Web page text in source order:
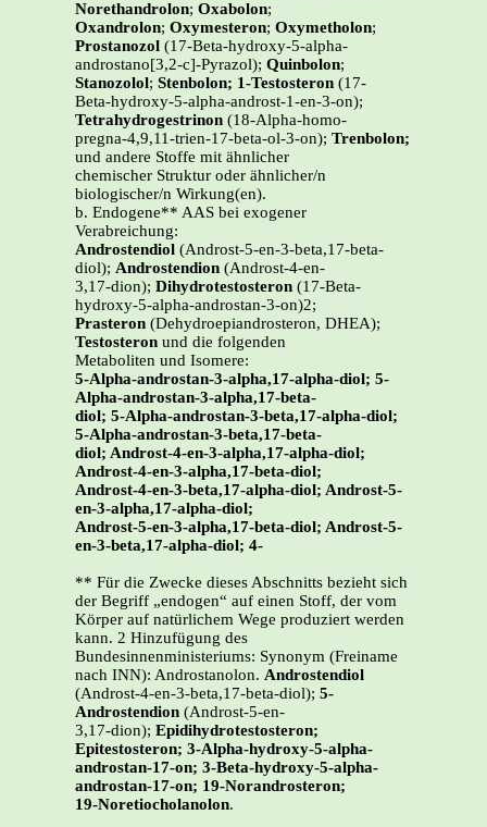
Norethandrolon; Oxabolon;
Oxandrolon; Oxymesteron; Oxymetholon;
Prostanozol (17-Beta-hydroxy-5-alpha-
androstano[3,2-c]-Pyrazol); Quinbolon;
Stanozolol; Stenbolon; 1-Testosteron (17-
Beta-hydroxy-5-alpha-androst-1-en-3-on);
Tetrahydrogestrinon (18-Alpha-homo-
pregna-4,9,11-trien-17-beta-ol-3-on); Trenbolon;
und andere Stoffe mit ähnlicher
chemischer Struktur oder ähnlicher/n
biologischer/n Wirkung(en).
b. Endogene** AAS bei exogener
Verabreichung:
Androstendiol (Androst-5-en-3-beta,17-beta-
diol); Androstendion (Androst-4-en-
3,17-dion); Dihydrotestosteron (17-Beta-
hydroxy-5-alpha-androstan-3-on)2;
Prasteron (Dehydroepiandrosteron, DHEA);
Testosteron und die folgenden
Metaboliten und Isomere:
5-Alpha-androstan-3-alpha,17-alpha-diol; 5-
Alpha-androstan-3-alpha,17-beta-
diol; 5-Alpha-androstan-3-beta,17-alpha-diol;
5-Alpha-androstan-3-beta,17-beta-
diol; Androst-4-en-3-alpha,17-alpha-diol;
Androst-4-en-3-alpha,17-beta-diol;
Androst-4-en-3-beta,17-alpha-diol; Androst-5-
en-3-alpha,17-alpha-diol;
Androst-5-en-3-alpha,17-beta-diol; Androst-5-
en-3-beta,17-alpha-diol; 4-
** Für die Zwecke dieses Abschnitts bezieht sich
der Begriff „endogen“ auf einen Stoff, der vom
Körper auf natürlichem Wege produziert werden
kann. 2 Hinzufügung des
Bundesinnenministeriums: Synonym (Freiname
nach INN): Androstanolon. Androstendiol
(Androst-4-en-3-beta,17-beta-diol); 5-
Androstendion (Androst-5-en-
3,17-dion); Epidihydrotestosteron;
Epitestosteron; 3-Alpha-hydroxy-5-alpha-
androstan-17-on; 3-Beta-hydroxy-5-alpha-
androstan-17-on; 19-Norandrosteron;
19-Noretiocholanolon.